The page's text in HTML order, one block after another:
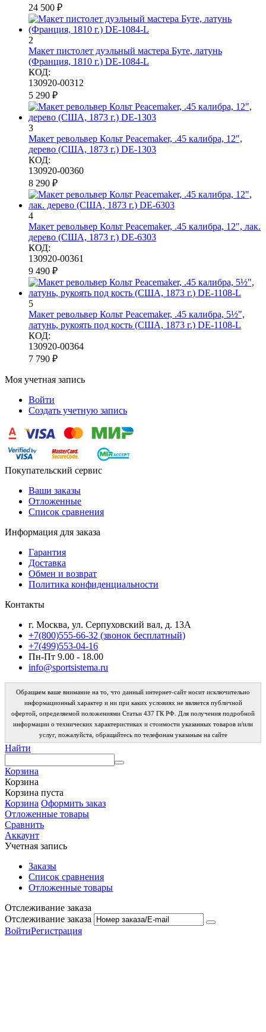
24 500 ₽
2
Макет пистолет дуэльный мастера Буте, латунь
(Франция, 1810 г.) DE-1084-L
КОД:
130920-00312
5 290 ₽
3
Макет револьвер Кольт Peacemaker, .45 калибра, 12",
дерево (США, 1873 г.) DE-1303
КОД:
130920-00360
8 290 ₽
4
Макет револьвер Кольт Peacemaker, .45 калибра, 12", лак.
дерево (США, 1873 г.) DE-6303
КОД:
130920-00361
9 490 ₽
5
Макет револьвер Кольт Peacemaker, .45 калибра, 5½",
латунь, рукоять под кость (США, 1873 г.) DE-1108-L
КОД:
130920-00364
7 790 ₽
Моя учетная запись
Войти
Создать учетную запись
Покупательский сервис
Ваши заказы
Отложенные
Список сравнения
Информация для заказа
Гарантия
Доставка
Обмен и возврат
Политика конфиденциальности
Контакты
г. Москва, ул. Серпуховский вал, д. 13А
+7(800)555-66-32 (звонок бесплатный)
+7(499)553-04-16
Пн-Пт 9.00 - 18.00
info@sportsistema.ru
Обращаем ваше внимание на то, что данный интернет-сайт носит исключительно
информационный характер и ни при каких условиях не является публичной
офертой, определяемой положениями Статьи 437 ГК РФ. Для получения подробной
информации о технических характеристиках и стоимости указанных товаров и/или
услуг, пожалуйста, обращайтесь по телефонам указаным на сайте
Найти
Корзина
Корзина
Корзина пуста
Корзина Оформить заказ
Отложенные товары
Сравнить
Аккаунт
Учетная запись
Заказы
Список сравнения
Отложенные товары
Отслеживание заказа
Отслеживание заказа
ВойтиРегистрация